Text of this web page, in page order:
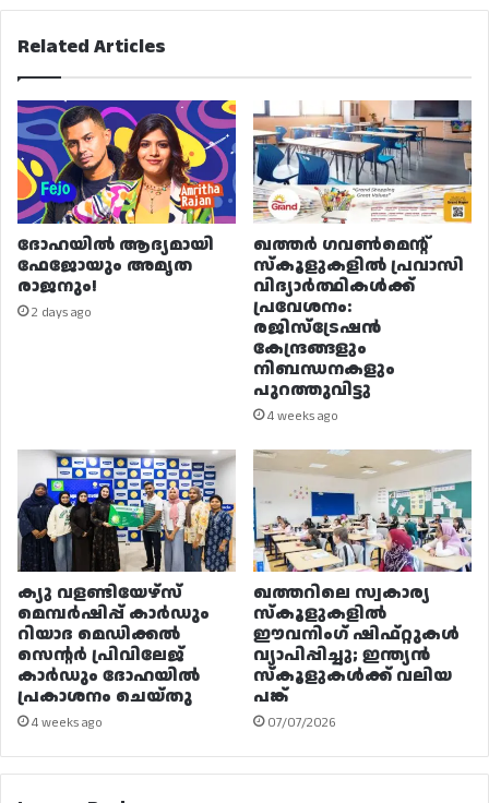
Related Articles
ദോഹയിൽ ആദ്യമായി
ഫേജോയും അമൃത
രാജനും!
2 days ago
ഖത്തർ ഗവൺമെന്റ്
സ്കൂളുകളിൽ പ്രവാസി
വിദ്യാർത്ഥികൾക്ക്
പ്രവേശനം:
രജിസ്ട്രേഷൻ
കേന്ദ്രങ്ങളും
നിബന്ധനകളും
പുറത്തുവിട്ടു
4 weeks ago
ക്യു വളണ്ടിയേഴ്‌സ്
മെമ്പർഷിപ്പ് കാർഡും
റിയാദ മെഡിക്കൽ
സെന്റർ പ്രിവിലേജ്
കാർഡും ദോഹയിൽ
പ്രകാശനം ചെയ്തു
4 weeks ago
ഖത്തറിലെ സ്വകാര്യ
സ്കൂളുകളിൽ
ഈവനിംഗ് ഷിഫ്റ്റുകൾ
വ്യാപിപ്പിച്ചു; ഇന്ത്യൻ
സ്കൂളുകൾക്ക് വലിയ
പങ്ക്
07/07/2026